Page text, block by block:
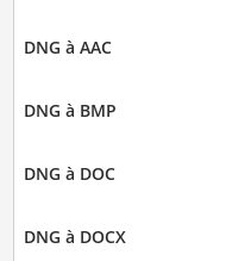
DNG à AAC
DNG à BMP
DNG à DOC
DNG à DOCX